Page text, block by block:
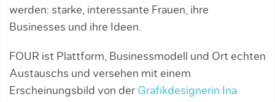
werden: starke, interessante Frauen, ihre
Businesses und ihre Ideen.
FOUR ist Plattform, Businessmodell und Ort echten
Austauschs und versehen mit einem
Erscheinungsbild von der Grafikdesignerin Ina